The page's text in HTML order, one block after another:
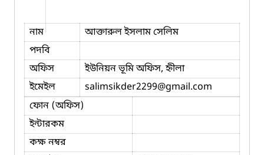
নাম
আক্তারুল ইসলাম সেলিম
পদবি
অফিস
ইউনিয়ন ভূমি অফিস, হ্নীলা
ইমেইল
salimsikder2299@gmail.com
ফোন (অফিস)
ইন্টারকম
কক্ষ নম্বর